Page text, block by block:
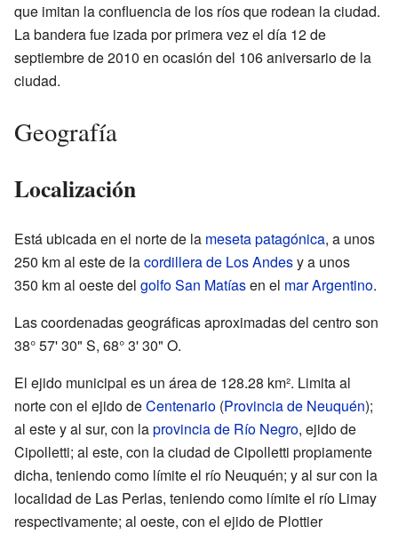
que imitan la confluencia de los ríos que rodean la ciudad.
La bandera fue izada por primera vez el día 12 de
septiembre de 2010 en ocasión del 106 aniversario de la
ciudad.
Geografía
Localización
Está ubicada en el norte de la meseta patagónica, a unos
250 km al este de lacordillera de Los Andesy a unos
350 km al oeste del golfo San Matíasen el mar Argentino.
Las coordenadas geográficas aproximadas del centro son
38° 57' 30" S, 68° 3' 30" O.
El ejido municipal es un área de 128.28 km². Limita al
norte con el ejido deCentenario (Provincia de Neuquén);
al este y al sur, con laprovincia de Río Negro, ejido de
Cipolletti; al este, con la ciudad de Cipolletti propiamente
dicha, teniendo como límite el río Neuquén; y al sur con la
localidad de Las Perlas, teniendo como límite el río Limay
respectivamente; al oeste, con el ejido de Plottier